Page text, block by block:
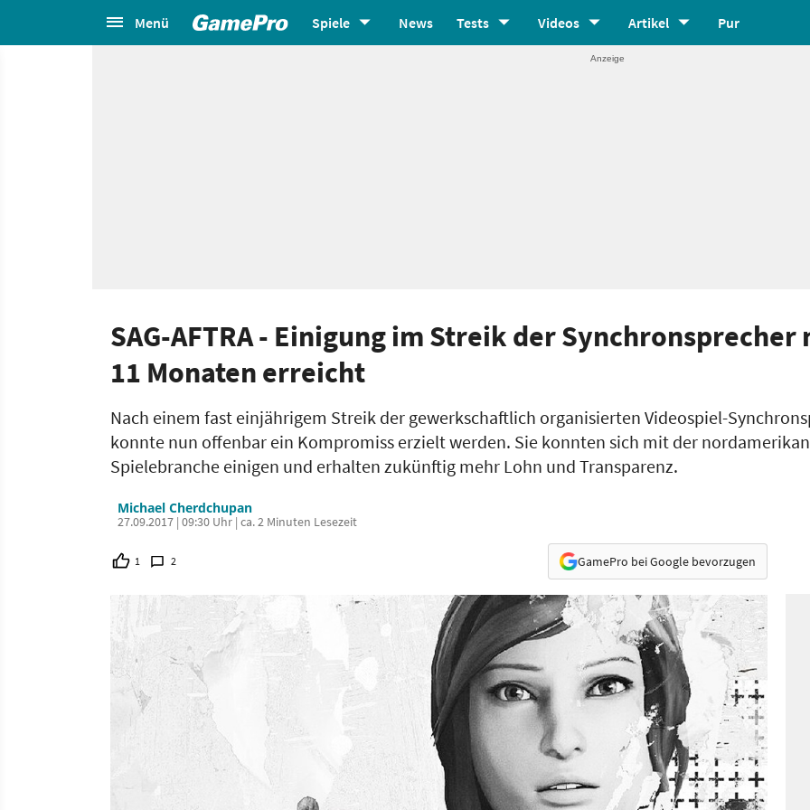
Menü Spiele News Tests Videos Artikel Pur
SAG-AFTRA - Einigung im Streik der Synchronsprecher
11 Monaten erreicht
Nach einem fast einjährigem Streik der gewerkschaftlich organisierten Videospiel-
konnte nun offenbar ein Kompromiss erzielt werden. Sie konnten sich mit der
Spielebranche einigen und erhalten zukünftig mehr Lohn und Transparenz.
Michael Cherdchupan
27.09.2017 | 09:30 Uhr | ca. 2 Minuten Lesezeit
1 2 GamePro bei Google bevorzugen